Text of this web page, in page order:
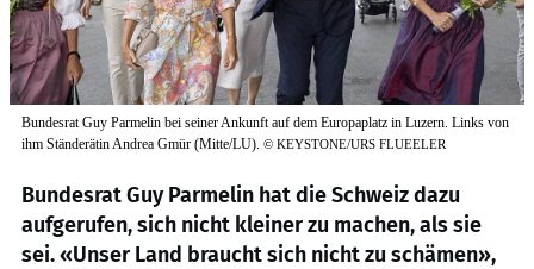
Bundesrat Guy Parmelin bei seiner Ankunft auf dem Europaplatz in Luzern. Links von
ihm Ständerätin Andrea Gmür (Mitte/LU). © KEYSTONE/URS FLUEELER
Bundesrat Guy Parmelin hat die Schweiz dazu
aufgerufen, sich nicht kleiner zu machen, als sie
sei. «Unser Land braucht sich nicht zu schämen»,